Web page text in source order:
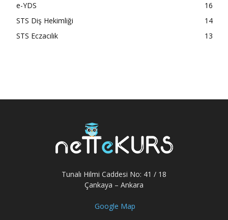
e-YDS
16
STS Diş Hekimliği
14
STS Eczacılık
13
Tunalı Hilmi Caddesi No: 41 / 18
Çankaya – Ankara
Google Map